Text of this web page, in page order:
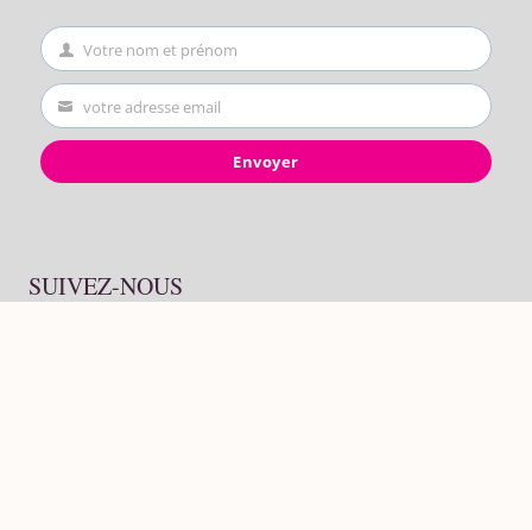
First
Name
Votre nom et prénom
Your
email
votre adresse email
Envoyer
SUIVEZ-NOUS